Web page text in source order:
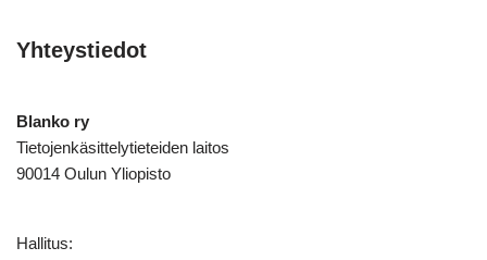
Yhteystiedot
Blanko ry
Tietojenkäsittelytieteiden laitos
90014 Oulun Yliopisto
Hallitus: